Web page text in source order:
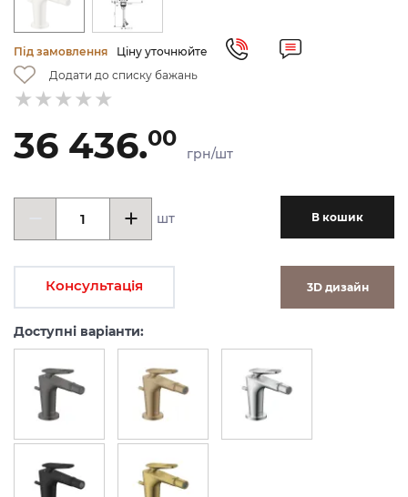
Під замовлення
Ціну уточнюйте
Додати до списку бажань
36 436.00
грн/шт
шт В кошик
Консультація 3D дизайн
Доступні варіанти: